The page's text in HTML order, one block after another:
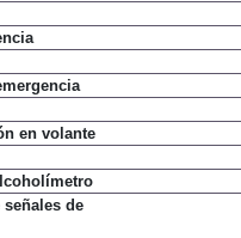
en volante
de